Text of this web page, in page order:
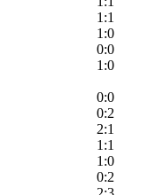
1:1
1:0
0:0
1:0
0:0
0:2
2:1
1:1
1:0
0:2